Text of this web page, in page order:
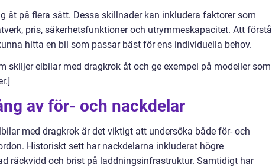
åt på flera sätt. Dessa skillnader kan inkludera faktorer som
pris, säkerhetsfunktioner och utrymmeskapacitet. Att förstå
hitta en bil som passar bäst för ens individuella behov.
skiljer elbilar med dragkrok åt och ge exempel på modeller som
av för- och nackdelar
med dragkrok är det viktigt att undersöka både för- och
Historiskt sett har nackdelarna inkluderat högre
räckvidd och brist på laddningsinfrastruktur. Samtidigt har